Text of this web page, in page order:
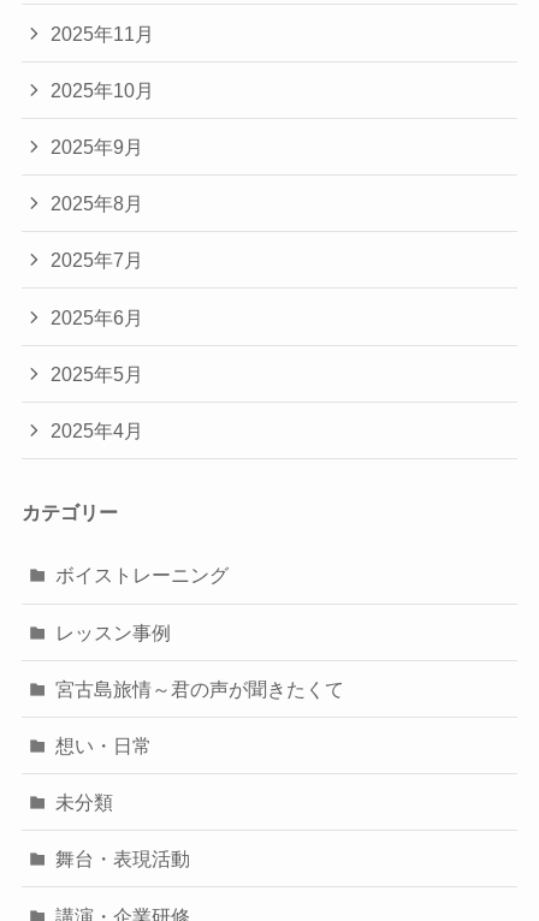
2025年11月
2025年10月
2025年9月
2025年8月
2025年7月
2025年6月
2025年5月
2025年4月
カテゴリー
ボイストレーニング
レッスン事例
宮古島旅情～君の声が聞きたくて
想い・日常
未分類
舞台・表現活動
講演・企業研修